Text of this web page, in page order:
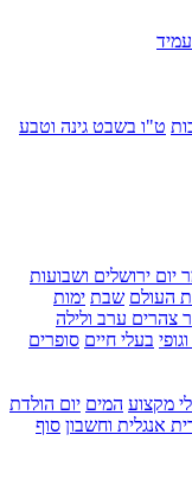
ט"ו בשבט גינה וטבע
יום ירושלים ושבועות
העולם שבת ימות
צהרים ערב ולילה
בעלי חיים סופרים
מקצוע המים יום הולדת
אנגלית וחשבון סוף